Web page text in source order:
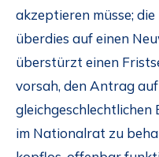
akzeptieren müsse;
überdies auf einen
überstürzt einen
vorsah, den Antrag
gleichgeschlechtlichen
im Nationalrat zu